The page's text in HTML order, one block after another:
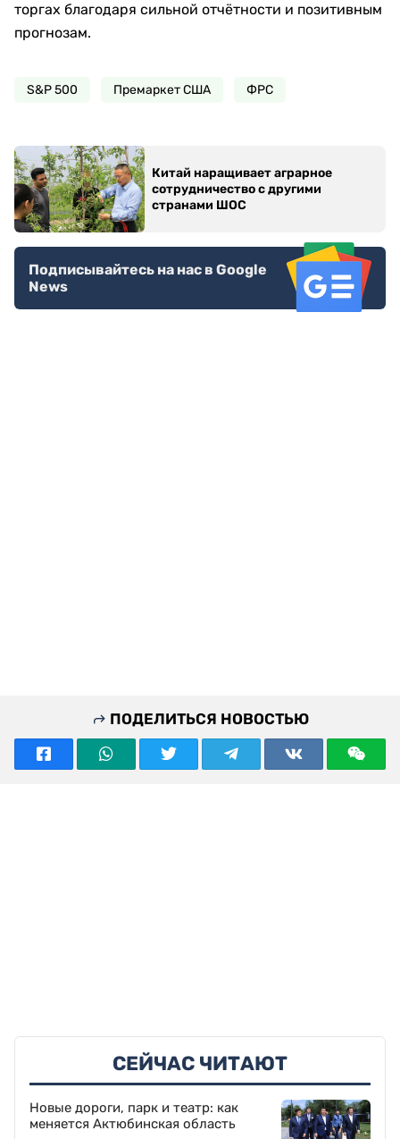
торгах благодаря сильной отчётности и позитивным
прогнозам.
S&P 500 Премаркет США ФРС
Китай наращивает аграрное
сотрудничество с другими
странами ШОС
Подписывайтесь на нас в Google
News
ПОДЕЛИТЬСЯ НОВОСТЬЮ
СЕЙЧАС ЧИТАЮТ
Новые дороги, парк и театр: как
меняется Актюбинская область